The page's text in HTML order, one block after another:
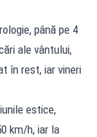
până pe 4
ale vântului,
în rest, iar vineri
estice,
km/h, iar la